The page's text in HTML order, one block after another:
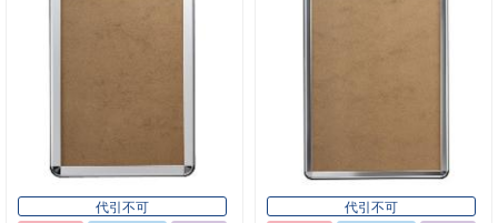
代引不可
代引不可